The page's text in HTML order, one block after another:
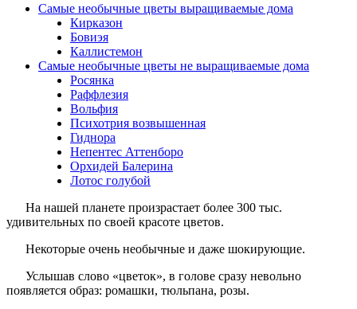
Самые необычные цветы выращиваемые дома
Кирказон
Бовиэя
Каллистемон
Самые необычные цветы не выращиваемые дома
Росянка
Раффлезия
Вольфия
Психотрия возвышенная
Гиднора
Непентес Аттенборо
Орхидей Балерина
Лотос голубой
На нашей планете произрастает более 300 тыс.
удивительных по своей красоте цветов.
Некоторые очень необычные и даже шокирующие.
Услышав слово «цветок», в голове сразу невольно
появляется образ: ромашки, тюльпана, розы.